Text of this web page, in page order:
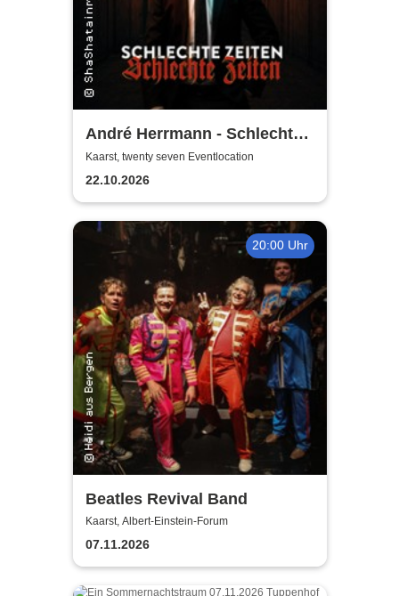
André Herrmann - Schlechte
Zeiten Schlechte Zeiten
Kaarst, twenty seven Eventlocation
22.10.2026
20:00 Uhr
Beatles Revival Band
Kaarst, Albert-Einstein-Forum
07.11.2026